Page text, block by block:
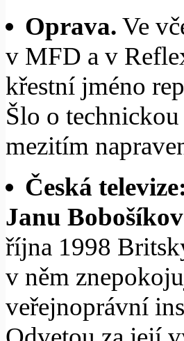
Oprava. Ve
v MFD a v
křestní jméno
Šlo o
mezitím
Česká
Janu
října 1998
v něm
veřejnoprávní